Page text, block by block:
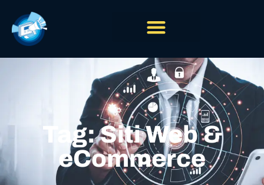
Tag: Siti Web &
eCommerce